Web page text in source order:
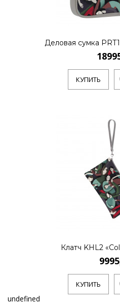
Деловая сумка
КУПИТЬ
Клатч KHL2
КУПИТЬ
undefined